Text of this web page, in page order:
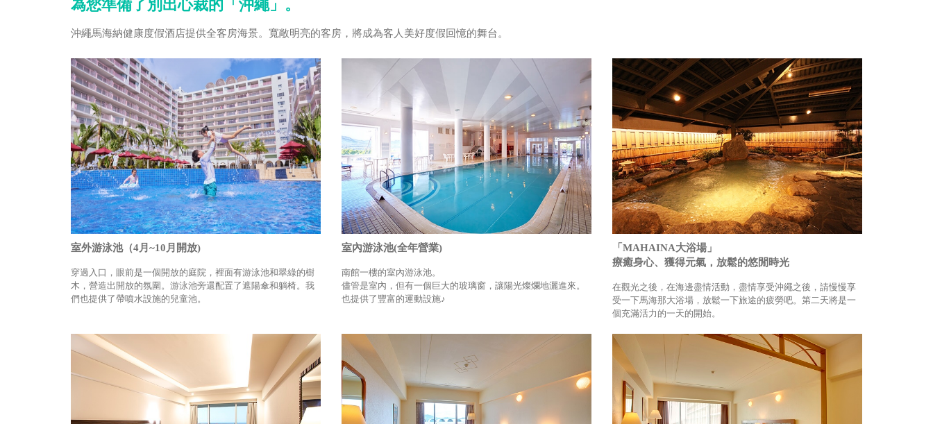
為您準備了別出心裁的「沖繩」。
沖繩馬海納健康度假酒店提供全客房海景。寬敞明亮的客房，將成為客人美好度假回憶的舞台。
室外游泳池（4月~10月開放)
穿過入口，眼前是一個開放的庭院，裡面有游泳池和翠綠的樹
木，營造出開放的氛圍。游泳池旁還配置了遮陽傘和躺椅。我
們也提供了帶噴水設施的兒童池。
室內游泳池(全年營業)
南館一樓的室內游泳池。
儘管是室內，但有一個巨大的玻璃窗，讓陽光燦爛地灑進來。
也提供了豐富的運動設施♪
「MAHAINA大浴場」
療癒身心、獲得元氣，放鬆的悠閒時光
在觀光之後，在海邊盡情活動，盡情享受沖繩之後，請慢慢享
受一下馬海那大浴場，放鬆一下旅途的疲勞吧。第二天將是一
個充滿活力的一天的開始。